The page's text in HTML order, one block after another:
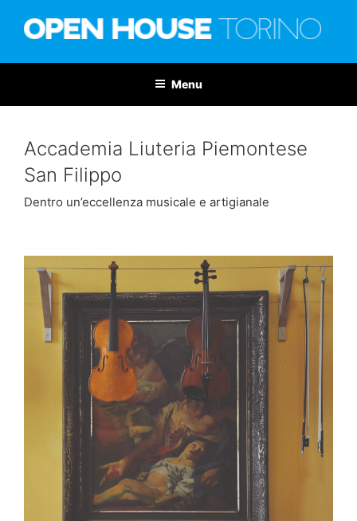
Menu
Accademia Liuteria Piemontese
San Filippo
Dentro un’eccellenza musicale e artigianale